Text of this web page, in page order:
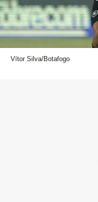
Vítor Silva/Botafogo